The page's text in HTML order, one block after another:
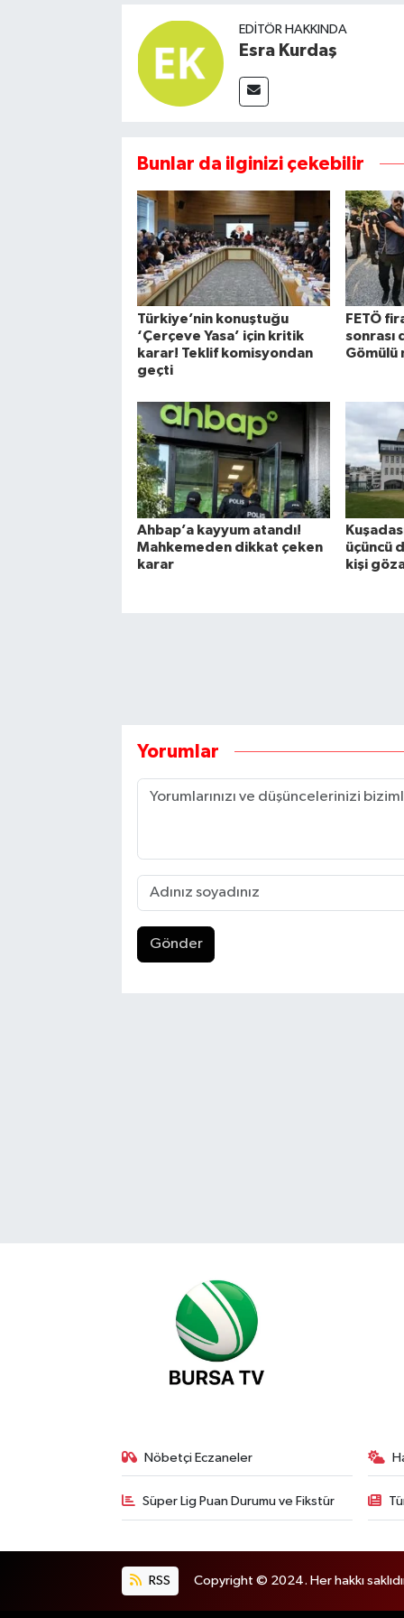
EDITÖR HAKKINDA
Esra Kurdaş
Bunlar da ilginizi çekebilir
Türkiye’nin konuştuğu
‘Çerçeve Yasa’ için kritik
karar! Teklif komisyondan
geçti
FETÖ
sonrası
Gömülü
Ahbap’a kayyum atandı!
Mahkemeden dikkat çeken
karar
üçüncü
kişi
Yorumlar
Gönder
Nöbetçi Eczaneler
Süper Lig Puan Durumu ve Fikstür
RSS Copyright © 2024. Her hakkı